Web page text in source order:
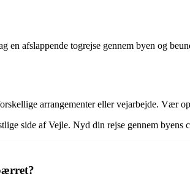
en afslappende togrejse gennem byen og
arrangementer eller vejarbejde. Vær
side af Vejle. Nyd din rejse gennem byens